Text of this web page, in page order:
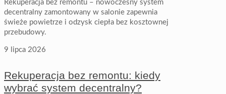
Rekuperacja bez remontu – nowoczesny system
decentralny zamontowany w salonie zapewnia
świeże powietrze i odzysk ciepła bez kosztownej
przebudowy.
9 lipca 2026
Rekuperacja bez remontu: kiedy
wybrać system decentralny?